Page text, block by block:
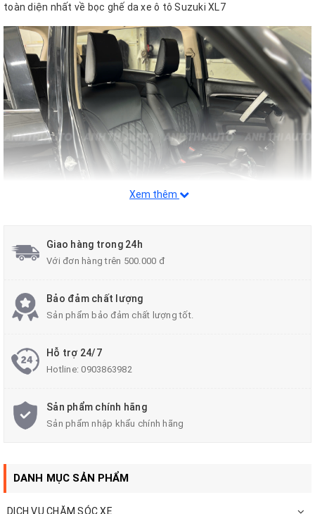
toàn diện nhất về bọc ghế da xe ô tô Suzuki XL7
Xem thêm
Giao hàng trong 24h
Với đơn hàng trên 500.000 đ
Bảo đảm chất lượng
Sản phẩm bảo đảm chất lượng tốt.
Hỗ trợ 24/7
Hotline:0903863982
Sản phẩm chính hãng
Sản phẩm nhập khẩu chính hãng
DANH MỤC SẢN PHẨM
DỊCH VỤ CHĂM SÓC XE